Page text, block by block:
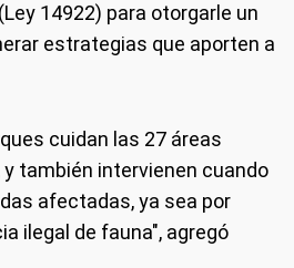
14922) para otorgarle un
estrategias que aporten a
cuidan las 27 áreas
también intervienen cuando
afectadas, ya sea por
ilegal de fauna", agregó